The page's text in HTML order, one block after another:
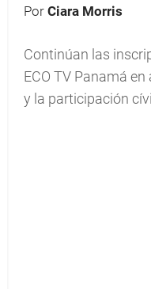
Por Ciara Morris
Continúan las
ECO TV Panamá
y la participación